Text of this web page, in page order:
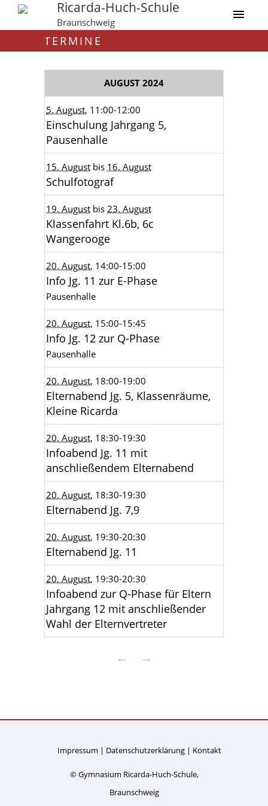
Ricarda-Huch-Schule
Braunschweig
TERMINE
AUGUST 2024
5. August, 11:00-12:00
Einschulung Jahrgang 5,
Pausenhalle
15. August bis 16. August
Schulfotograf
19. August bis 23. August
Klassenfahrt Kl.6b, 6c
Wangerooge
20. August, 14:00-15:00
Info Jg. 11 zur E-Phase
Pausenhalle
20. August, 15:00-15:45
Info Jg. 12 zur Q-Phase
Pausenhalle
20. August, 18:00-19:00
Elternabend Jg. 5, Klassenräume,
Kleine Ricarda
20. August, 18:30-19:30
Infoabend Jg. 11 mit
anschließendem Elternabend
20. August, 18:30-19:30
Elternabend Jg. 7,9
20. August, 19:30-20:30
Elternabend Jg. 11
20. August, 19:30-20:30
Infoabend zur Q-Phase für Eltern
Jahrgang 12 mit anschließender
Wahl der Elternvertreter
← →
Impressum Datenschutzerklärung Kontakt
© Gymnasium Ricarda-Huch-Schule,
Braunschweig